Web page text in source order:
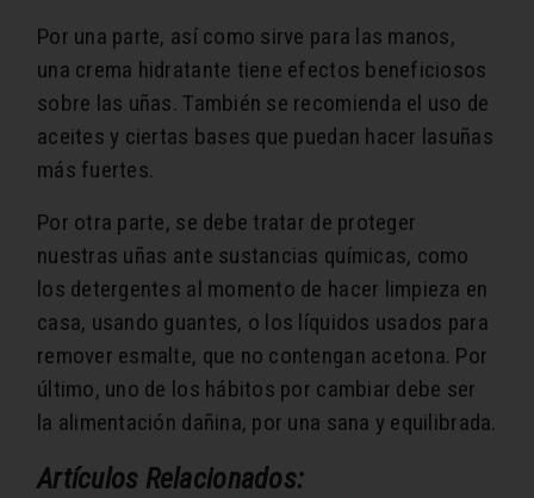
Por una parte, así como sirve para las manos,
una crema hidratante tiene efectos beneficiosos
sobre las uñas. También se recomienda el uso de
aceites y ciertas bases que puedan hacer lasuñas
más fuertes.
Por otra parte, se debe tratar de proteger
nuestras uñas ante sustancias químicas, como
los detergentes al momento de hacer limpieza en
casa, usando guantes, o los líquidos usados para
remover esmalte, que no contengan acetona. Por
último, uno de los hábitos por cambiar debe ser
la alimentación dañina, por una sana y equilibrada.
Artículos Relacionados: